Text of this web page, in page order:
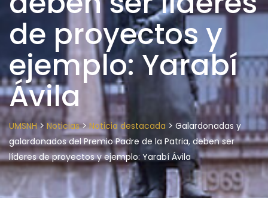
de proyectos y
ejemplo: Yarabí
Ávila
UMSNH> Noticias>Noticia destacada > Galardonadas y
galardonados del Premio Padre de la Patria, deben ser
líderes de proyectos y ejemplo: Yarabí Ávila